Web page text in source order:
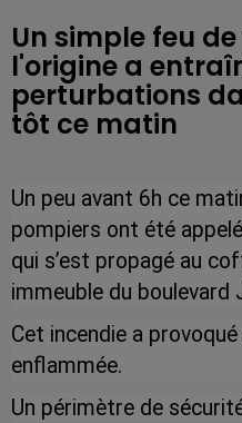
Un simple feu
l'origine a
perturbations
tôt ce matin
Un peu avant 6h ce
pompiers ont été
qui s’est propagé au
immeuble du boulevard
Cet incendie a
enflammée.
Un périmètre de